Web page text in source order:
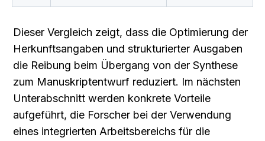
Dieser Vergleich zeigt, dass die Optimierung der
Herkunftsangaben und strukturierter Ausgaben
die Reibung beim Übergang von der Synthese
zum Manuskriptentwurf reduziert. Im nächsten
Unterabschnitt werden konkrete Vorteile
aufgeführt, die Forscher bei der Verwendung
eines integrierten Arbeitsbereichs für die